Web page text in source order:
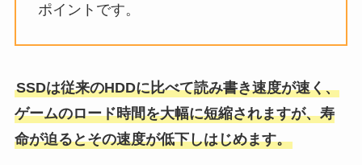
ポイントです。
SSDは従来のHDDに比べて読み書き速度が速く、
ゲームのロード時間を大幅に短縮されますが、寿
命が迫るとその速度が低下しはじめます。